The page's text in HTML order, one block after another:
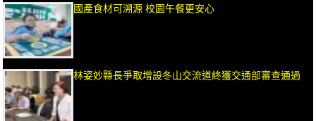
國產食材可溯源 校園午餐更安心
林姿妙縣長爭取增設冬山交流道終獲交通部審查通過